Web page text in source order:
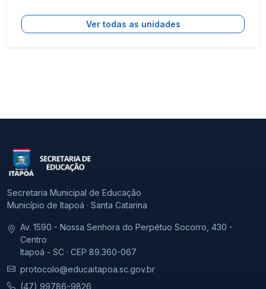
Ver todas as unidades
Secretaria Municipal de Educação
Município de Itapoá · Santa Catarina
Av. 1590 - Nossa Senhora do Perpétuo Socorro, 430 -
Centro
Itapoá - SC · CEP 89.360-067
protocolo@educaitapoa.sc.gov.br
(47) 99786-9826